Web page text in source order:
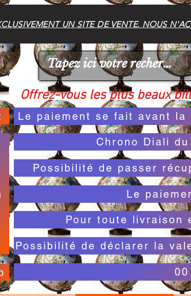
UN SITE DE VENTE. NOUS
Offrez-vous les plus beaux
Le paiement se fait avant
Chrono Diali
Possibilité de passer
Le
Pour toute livraison